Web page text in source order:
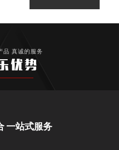
品 真诚的服务
优势
一站式服务